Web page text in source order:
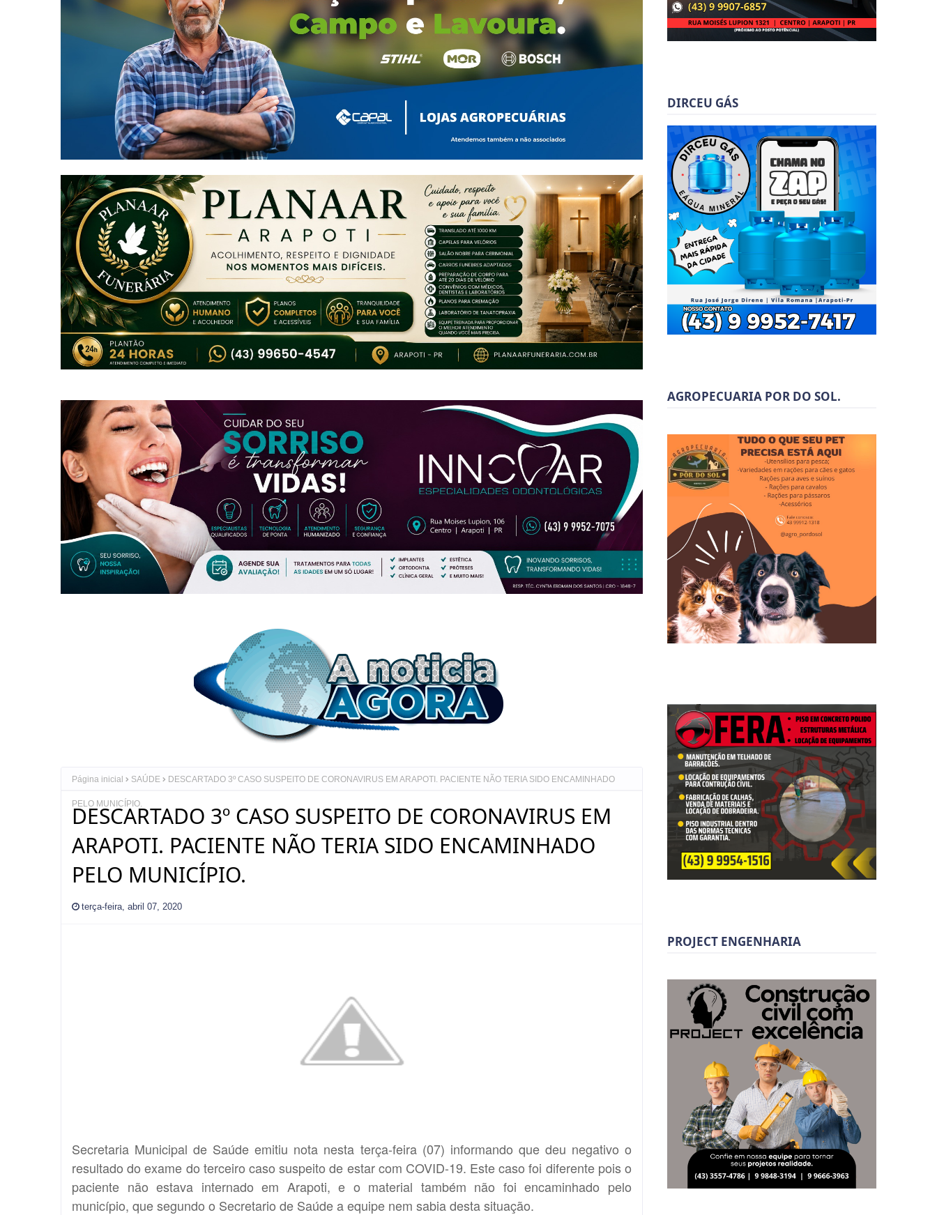
Página inicial SAÚDE DESCARTADO 3º CASO SUSPEITO DE CORONAVIRUS EM ARAPOTI. PACIENTE NÃO TERIA SIDO ENCAMINHADO
PELO MUNICÍPIO.
DESCARTADO 3º CASO SUSPEITO DE CORONAVIRUS EM
ARAPOTI. PACIENTE NÃO TERIA SIDO ENCAMINHADO
PELO MUNICÍPIO.
terça-feira, abril 07, 2020
Secretaria Municipal de Saúde emitiu nota nesta terça-feira (07) informando que deu negativo o
resultado do exame do terceiro caso suspeito de estar com COVID-19. Este caso foi diferente pois o
paciente não estava internado em Arapoti, e o material também não foi encaminhado pelo
município, que segundo o Secretario de Saúde a equipe nem sabia desta situação.
DIRCEU GÁS
AGROPECUARIA POR DO SOL.
PROJECT ENGENHARIA